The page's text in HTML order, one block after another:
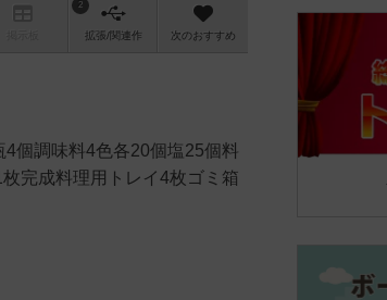
2
拡張/関連作 次のおすすめ
個調味料4色各20個塩25個料
完成料理用トレイ4枚ゴミ箱